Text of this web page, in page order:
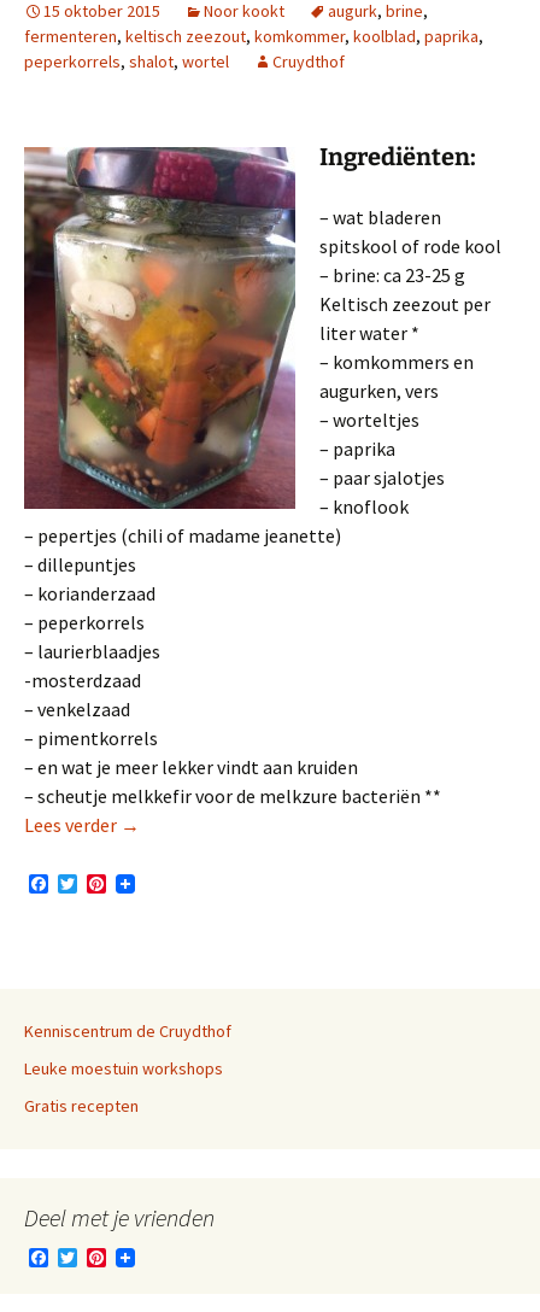
15 oktober 2015 Noor kookt augurk, brine,
fermenteren, keltisch zeezout, komkommer, koolblad, paprika,
peperkorrels, shalot, wortel Cruydthof
Ingrediënten:
– wat bladeren
spitskool of rode kool
– brine: ca 23-25 g
Keltisch zeezout per
liter water *
– komkommers en
augurken, vers
– worteltjes
– paprika
– paar sjalotjes
– knoflook
– pepertjes (chili of madame jeanette)
– dillepuntjes
– korianderzaad
– peperkorrels
– laurierblaadjes
-mosterdzaad
– venkelzaad
– pimentkorrels
– en wat je meer lekker vindt aan kruiden
– scheutje melkkefir voor de melkzure bacteriën **
Lees verder Komkommers fermenteren met melkzuur
→
T
P
t
Kenniscentrum de Cruydthof
Leuke moestuin workshops
Gratis recepten
Deel met je vrienden
T
P